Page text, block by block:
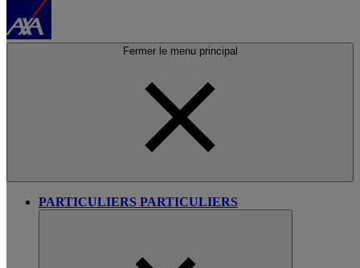
Fermer le menu principal
PARTICULIERS PARTICULIERS